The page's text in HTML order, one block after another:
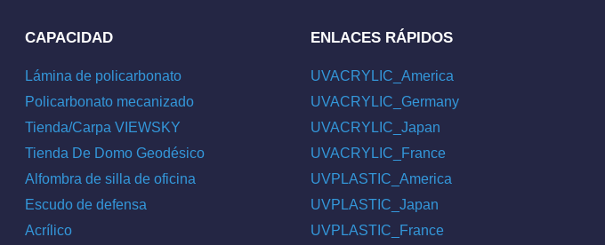
CAPACIDAD
Lámina de policarbonato
Policarbonato mecanizado
Tienda/Carpa VIEWSKY
Tienda De Domo Geodésico
Alfombra de silla de oficina
Escudo de defensa
Acrílico
ENLACES RÁPIDOS
UVACRYLIC_America
UVACRYLIC_Germany
UVACRYLIC_Japan
UVACRYLIC_France
UVPLASTIC_America
UVPLASTIC_Japan
UVPLASTIC_France